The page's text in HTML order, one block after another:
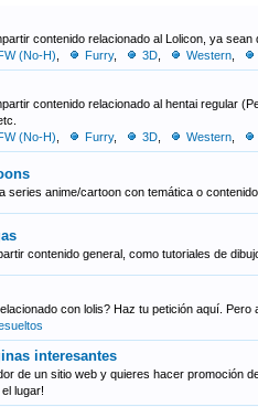
contenido relacionado al Lolicon, ya
(No-H) Furry, 3D Western
contenido relacionado al hentai regular
(No-H) Furry, 3D Western
series anime/cartoon con temática o
contenido general, como tutoriales de
con lolis? Haz tu petición aquí. Pero
interesantes
de un sitio web y quieres hacer promoción
lugar!